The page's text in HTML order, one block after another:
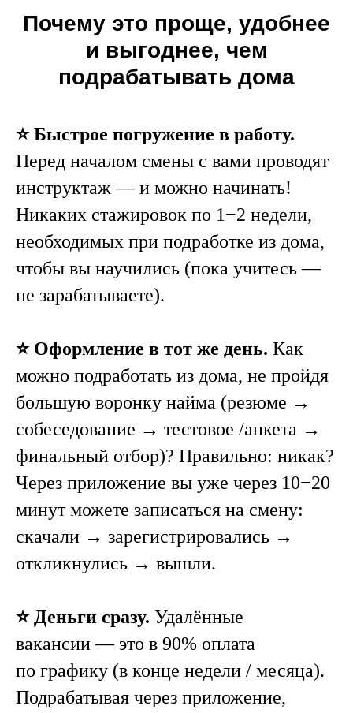
Почему это проще, удобнее
и выгоднее, чем
подрабатывать дома
⭐️ Быстрое погружение в работу.
Перед началом смены с вами проводят
инструктаж — и можно начинать!
Никаких стажировок по 1−2 недели,
необходимых при подработке из дома,
чтобы вы научились (пока учитесь —
не зарабатываете).
⭐️ Оформление в тот же день. Как
можно подработать из дома, не пройдя
большую воронку найма (резюме →
собеседование → тестовое /анкета →
финальный отбор)? Правильно: никак?
Через приложение вы уже через 10−20
минут можете записаться на смену:
скачали → зарегистрировались →
откликнулись → вышли.
⭐️ Деньги сразу. Удалённые
вакансии — это в 90% оплата
по графику (в конце недели / месяца).
Подрабатывая через приложение,